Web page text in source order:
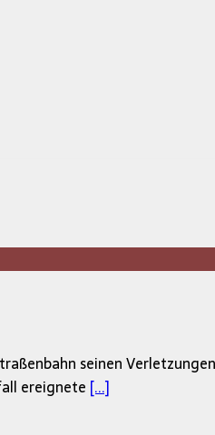
seinen
ereignete [...]